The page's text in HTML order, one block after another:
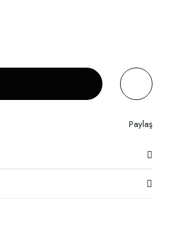
Paylaş